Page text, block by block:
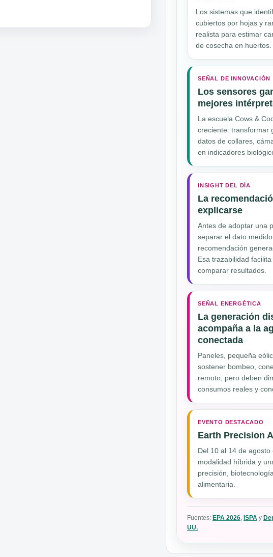
Los sistemas que
cubiertos por hojas y
realista para estimar
de cosecha en huertos.
SEÑAL DE INNOVACIÓN
Los sensores
mejores
La escuela Cows &
creciente: transformar
datos de collares,
en indicadores
INSIGHT DEL DÍA
La
explicarse
Antes de adoptar una
separar el dato
recomendación
Esa trazabilidad
comparar resultados.
SEÑAL ENERGÉTICA
La generación
acompaña a la
conectada
Paneles, pequeña
sostener bombeo,
remoto, pero deben
consumos reales y
EVENTO DESTACADO
Earth Precision
Del 10 al 14 de agosto
modalidad híbrida y
precisión,
alimentaria.
Fuentes: EPA 2026 ISPA y
UU.